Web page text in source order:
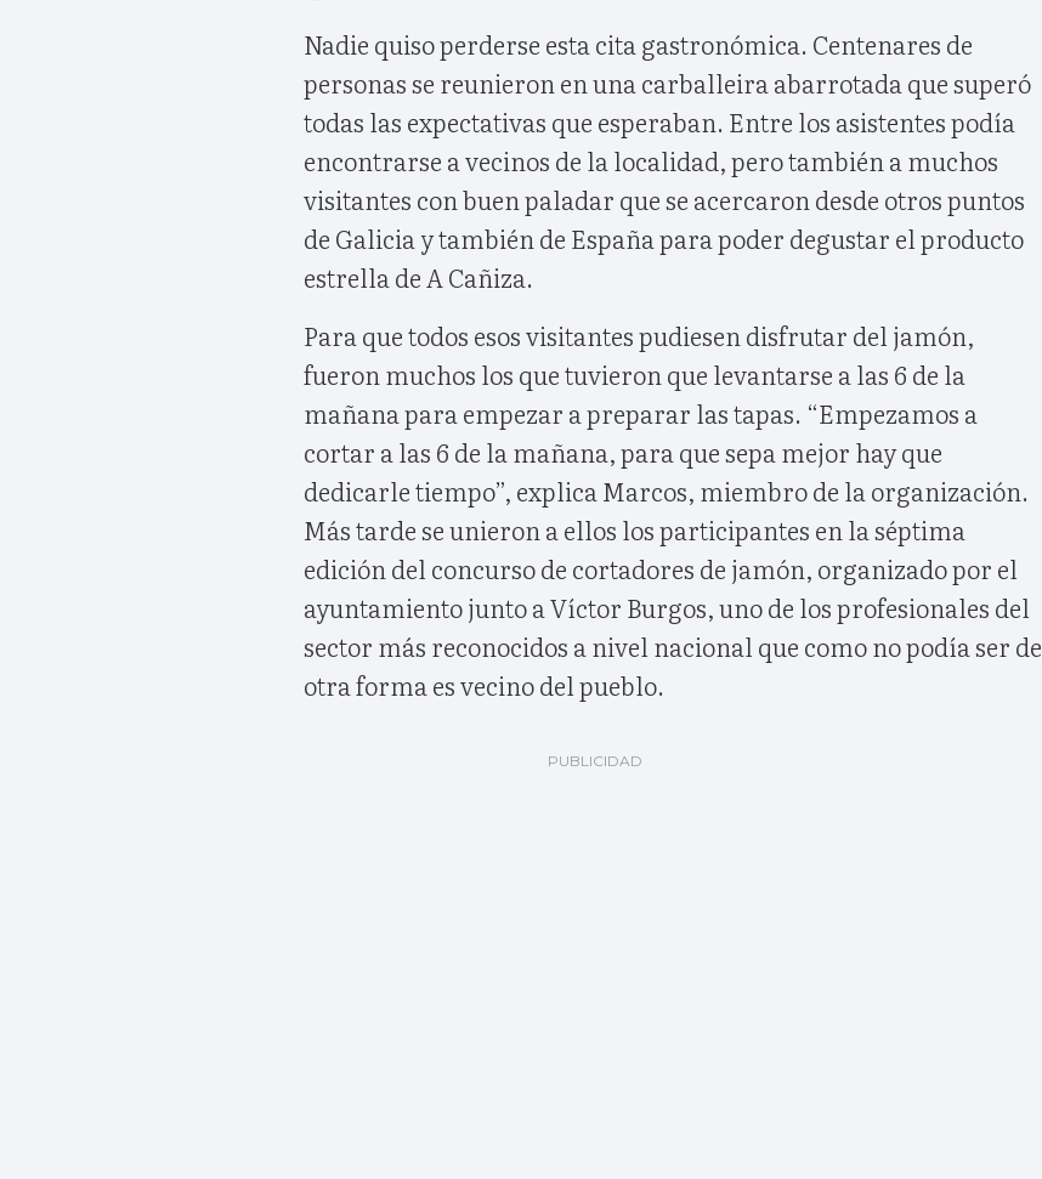
Nadie quiso perderse esta cita gastronómica. Centenares de
personas se reunieron en una carballeira abarrotada que superó
todas las expectativas que esperaban. Entre los asistentes podía
encontrarse a vecinos de la localidad, pero también a muchos
visitantes con buen paladar que se acercaron desde otros puntos
de Galicia y también de España para poder degustar el producto
estrella de A Cañiza.
Para que todos esos visitantes pudiesen disfrutar del jamón,
fueron muchos los que tuvieron que levantarse a las 6 de la
mañana para empezar a preparar las tapas. “Empezamos a
cortar a las 6 de la mañana, para que sepa mejor hay que
dedicarle tiempo”, explica Marcos, miembro de la organización.
Más tarde se unieron a ellos los participantes en la séptima
edición del concurso de cortadores de jamón, organizado por el
ayuntamiento junto a Víctor Burgos, uno de los profesionales del
sector más reconocidos a nivel nacional que como no podía ser de
otra forma es vecino del pueblo.